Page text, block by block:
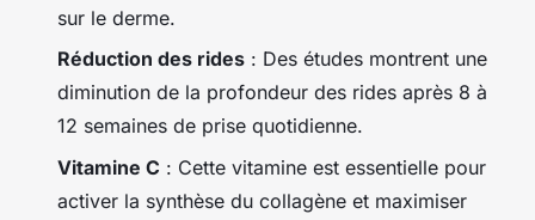
sur le derme.
Réduction des rides : Des études montrent une
diminution de la profondeur des rides après 8 à
12 semaines de prise quotidienne.
Vitamine C : Cette vitamine est essentielle pour
activer la synthèse du collagène et maximiser